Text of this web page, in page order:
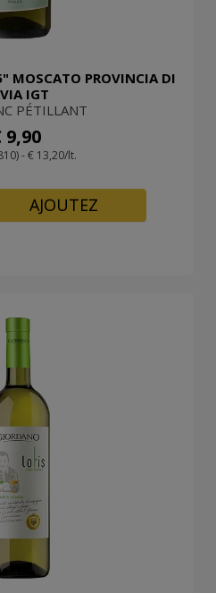
MOSCATO PROVINCIA DI
IGT
PÉTILLANT
9,90
- € 13,20/lt.
AJOUTEZ